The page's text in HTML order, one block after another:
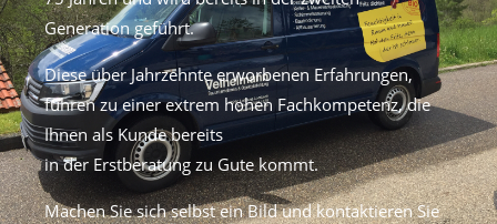
Generation geführt.
Diese über Jahrzehnte erworbenen Erfahrungen,
führen zu einer extrem hohen Fachkompetenz, die
Ihnen als Kunde bereits
in der Erstberatung zu Gute kommt.
Machen Sie sich selbst ein Bild und kontaktieren Sie